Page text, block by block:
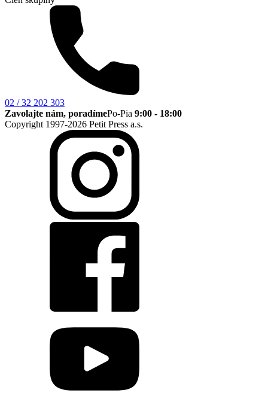
02 / 32 202 303
Zavolajte nám, poradímePo-Pia 9:00 - 18:00
Copyright 1997-2026 Petit Press a.s.